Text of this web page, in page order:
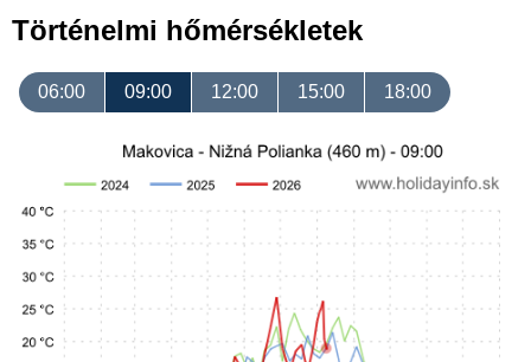
Történelmi hőmérsékletek
06:00 09:00 12:00 15:00 18:00